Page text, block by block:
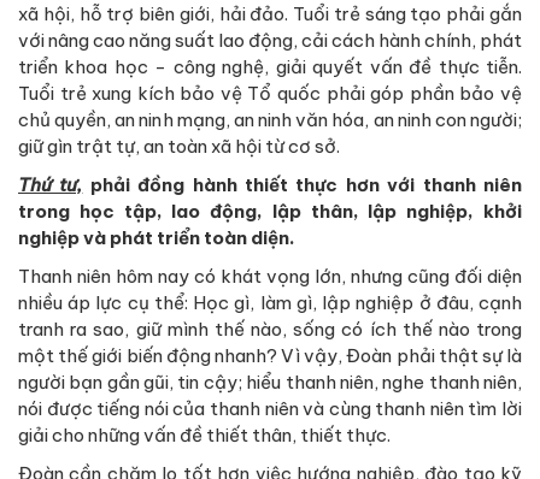
xã hội, hỗ trợ biên giới, hải đảo. Tuổi trẻ sáng tạo phải gắn
với nâng cao năng suất lao động, cải cách hành chính, phát
triển khoa học - công nghệ, giải quyết vấn đề thực tiễn.
Tuổi trẻ xung kích bảo vệ Tổ quốc phải góp phần bảo vệ
chủ quyền, an ninh mạng, an ninh văn hóa, an ninh con người;
giữ gìn trật tự, an toàn xã hội từ cơ sở.
Thứ tư, phải đồng hành thiết thực hơn với thanh niên
trong học tập, lao động, lập thân, lập nghiệp, khởi
nghiệp và phát triển toàn diện.
Thanh niên hôm nay có khát vọng lớn, nhưng cũng đối diện
nhiều áp lực cụ thể: Học gì, làm gì, lập nghiệp ở đâu, cạnh
tranh ra sao, giữ mình thế nào, sống có ích thế nào trong
một thế giới biến động nhanh? Vì vậy, Đoàn phải thật sự là
người bạn gần gũi, tin cậy; hiểu thanh niên, nghe thanh niên,
nói được tiếng nói của thanh niên và cùng thanh niên tìm lời
giải cho những vấn đề thiết thân, thiết thực.
Đoàn cần chăm lo tốt hơn việc hướng nghiệp, đào tạo kỹ